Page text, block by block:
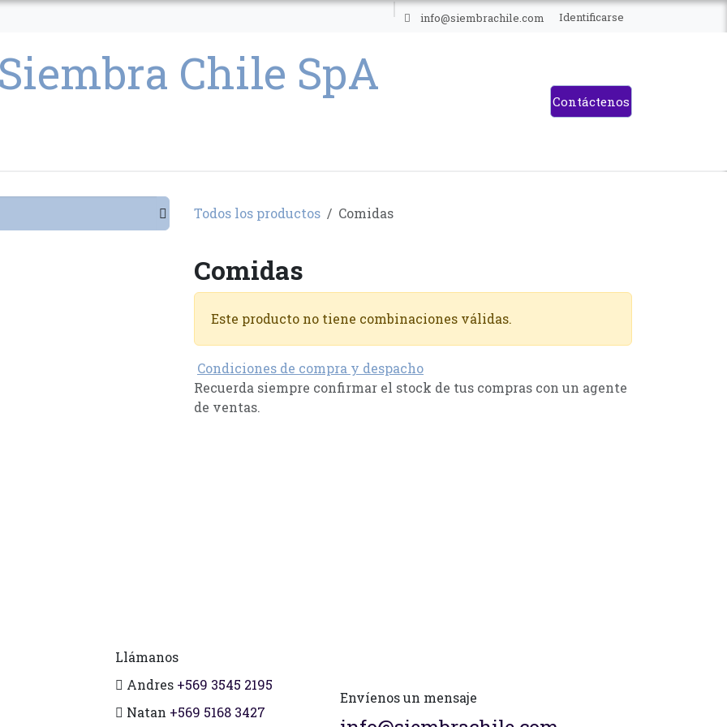
info@siembrachile.com Identificarse
Contáctenos
Todos los productos Comidas
Comidas
Este producto no tiene combinaciones válidas.
Condiciones de compra y despacho
Recuerda siempre confirmar el stock de tus compras con un agente
de ventas.
Llámanos
Andres +569 3545 2195
Natan +569 5168 3427
Envíenos un mensaje